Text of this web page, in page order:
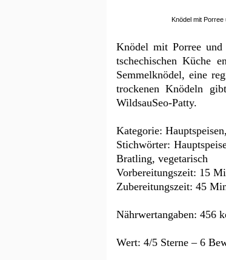
Knödel mit
Knödel mit Porree und
tschechischen Küche
Semmelknödel, eine
trockenen Knödeln
WildsauSeo-Patty.
Kategorie: Hauptspeisen,
Stichwörter:
Bratling, vegetarisch
Vorbereitungszeit: 15
Zubereitungszeit: 45
Nährwertangaben: 456
Wert: 4/5 Sterne – 6